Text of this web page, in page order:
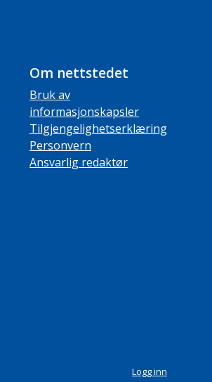
Om nettstedet
Bruk av
informasjonskapsler
Tilgjengelighetserklæring
Personvern
Ansvarlig redaktør
Logg inn